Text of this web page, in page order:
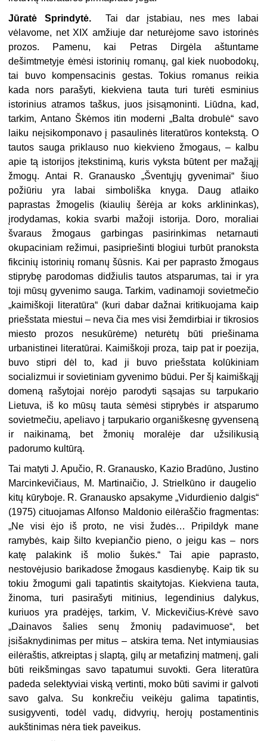
Jūratė Sprindytė.
Tai dar įstabiau, nes mes labai
vėlavome, net XIX amžiuje dar neturėjome savo istorinės
prozos. Pamenu, kai Petras Dirgėla aštuntame
dešimtmetyje ėmėsi istorinių romanų, gal kiek nuobodokų,
tai buvo kompensacinis gestas. Tokius romanus reikia
kada nors parašyti, kiekviena tauta turi turėti esminius
istorinius atramos taškus, juos įsisąmoninti. Liūdna, kad,
tarkim, Antano Škėmos itin moderni „Balta drobulė“ savo
laiku neįsikomponavo į pasaulinės literatūros kontekstą. O
tautos sauga priklauso nuo kiekvieno žmogaus, – kalbu
apie tą istorijos įtekstinimą, kuris vyksta būtent per mažąjį
žmogų. Antai R. Granausko „Šventųjų gyvenimai“ šiuo
požiūriu yra labai simboliška knyga. Daug atlaiko
paprastas žmogelis (kiaulių šėrėja ar koks arklininkas),
įrodydamas, kokia svarbi mažoji istorija. Doro, moraliai
švaraus žmogaus garbingas pasirinkimas netarnauti
okupaciniam režimui, pasipriešinti blogiui turbūt pranoksta
fikcinių istorinių romanų šūsnis. Kai per paprasto žmogaus
stiprybę parodomas didžiulis tautos atsparumas, tai ir yra
toji mūsų gyvenimo sauga. Tarkim, vadinamoji sovietmečio
„kaimiškoji literatūra“ (kuri dabar dažnai kritikuojama kaip
priešstata miestui – neva čia mes visi žemdirbiai ir tikrosios
miesto prozos nesukūrėme) neturėtų būti priešinama
urbanistinei literatūrai. Kaimiškoji proza, taip pat ir poezija,
buvo stipri dėl to, kad ji buvo priešstata kolūkiniam
socializmui ir sovietiniam gyvenimo būdui. Per šį kaimiškąjį
domeną rašytojai norėjo parodyti sąsajas su tarpukario
Lietuva, iš ko mūsų tauta sėmėsi stiprybės ir atsparumo
sovietmečiu, apeliavo į tarpukario organiškesnę gyvenseną
ir naikinamą, bet žmonių moralėje dar užsilikusią
padorumo kultūrą.
Tai matyti J. Apučio, R. Granausko, Kazio Bradūno, Justino
Marcinkevičiaus, M. Martinaičio, J. Strielkūno ir daugelio
kitų kūryboje. R. Granausko apsakyme „Vidurdienio dalgis“
(1975) cituojamas Alfonso Maldonio eilėraščio fragmentas:
„Ne visi ėjo iš proto, ne visi žudės… Pripildyk mane
ramybės, kaip šilto kvepiančio pieno, o jeigu kas – nors
katę palakink iš molio šukės.“ Tai apie paprasto,
nestovėjusio barikadose žmogaus kasdienybę. Kaip tik su
tokiu žmogumi gali tapatintis skaitytojas. Kiekviena tauta,
žinoma, turi pasirašyti mitinius, legendinius dalykus,
kuriuos yra pradėjęs, tarkim, V. Mickevičius-Krėvė savo
„Dainavos šalies senų žmonių padavimuose“, bet
įsišaknydinimas per mitus – atskira tema. Net intymiausias
eilėraštis, atkreiptas į slaptą, gilų ar metafizinį matmenį, gali
būti reikšmingas savo tapatumui suvokti. Gera literatūra
padeda selektyviai viską vertinti, moko būti savimi ir galvoti
savo galva. Su konkrečiu veikėju galima tapatintis,
susigyventi, todėl vadų, didvyrių, herojų postamentinis
aukštinimas nėra tiek paveikus.